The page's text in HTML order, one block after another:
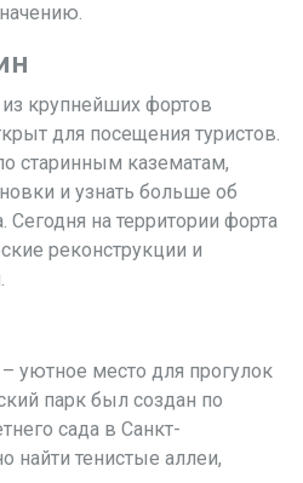
крупнейших фортов
для посещения туристов.
старинным казематам,
и узнать больше об
Сегодня на территории форта
реконструкции и
уютное место для прогулок
парк был создан по
сада в Санкт-
найти тенистые аллеи,